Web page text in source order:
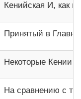
Кенийская И, как
Принятый в
Некоторые Кении
На сравнению с